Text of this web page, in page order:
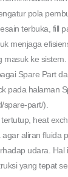
pola
terbuka, fill
menjaga
masuk ke
Spare Part
pada halaman
spare-part/).
heat
aliran fluida
udara. Hal
yang tepat